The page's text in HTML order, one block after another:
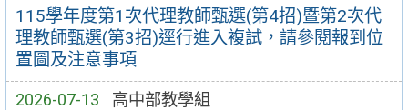
115學年度第1次代理教師甄選(第4招)暨第2次代
理教師甄選(第3招)逕行進入複試，請參閱報到位
置圖及注意事項
2026-07-13 高中部教學組